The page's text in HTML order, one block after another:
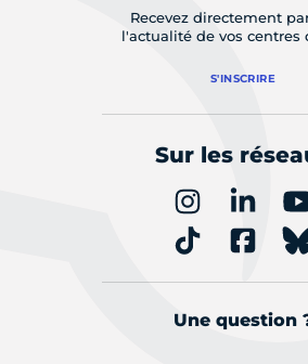
Recevez directement
l'actualité de vos centres
S'INSCRIRE
Sur les
Une question